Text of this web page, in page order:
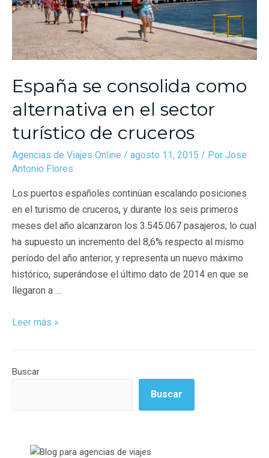
España se consolida como
alternativa en el sector
turístico de cruceros
Agencias de Viajes Online / agosto 11, 2015 / Por Jose
Antonio Flores
Los puertos españoles continúan escalando posiciones
en el turismo de cruceros, y durante los seis primeros
meses del año alcanzaron los 3.545.067 pasajeros, lo cual
ha supuesto un incremento del 8,6% respecto al mismo
período del año anterior, y representa un nuevo máximo
histórico, superándose el último dato de 2014 en que se
llegaron a …
Leer más »
Buscar
Buscar